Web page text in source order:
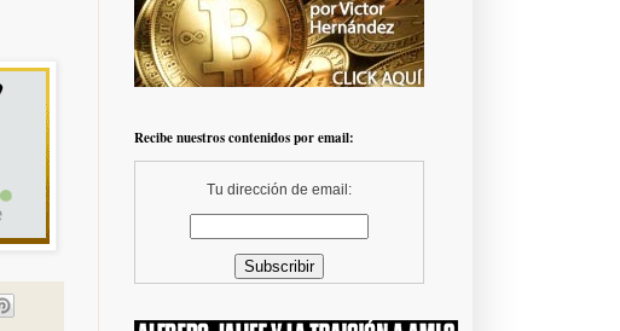
Recibe nuestros contenidos por email:
Tu dirección de email: